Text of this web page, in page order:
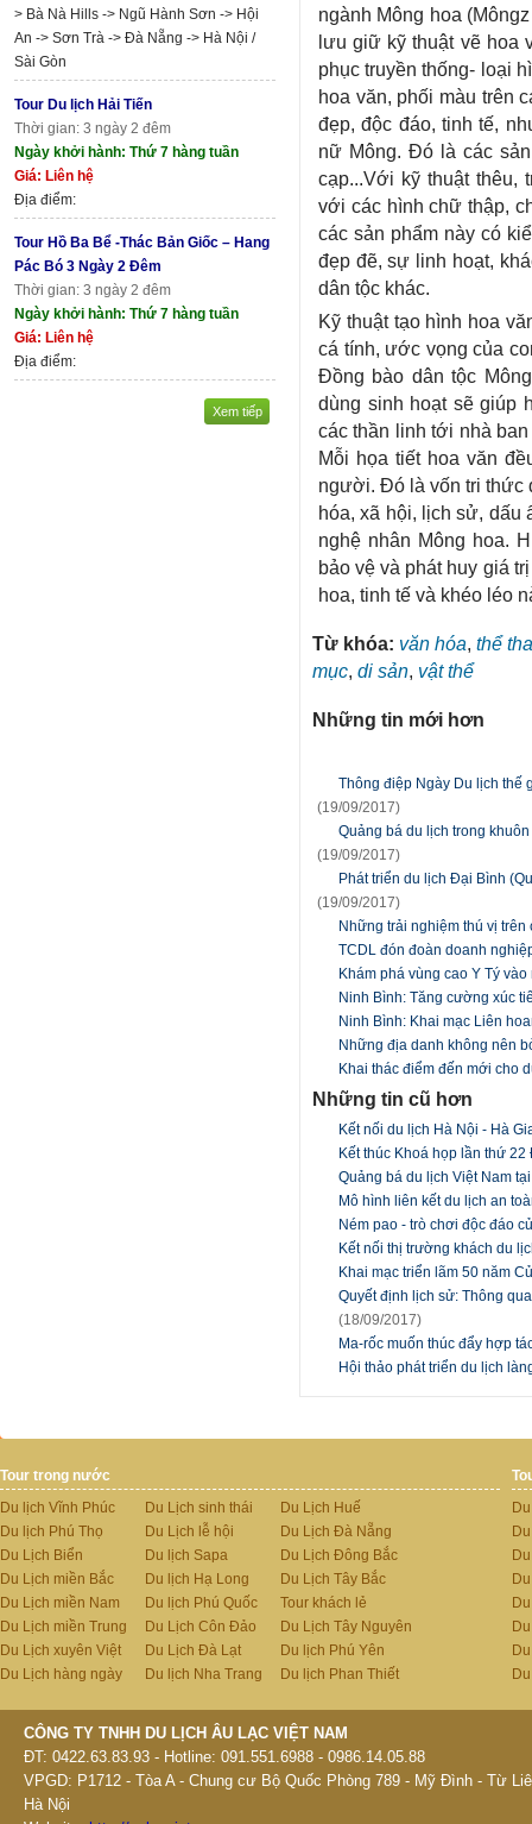
> Bà Nà Hills -> Ngũ Hành Sơn -> Hội
An -> Sơn Trà -> Đà Nẵng -> Hà Nội /
Sài Gòn
Tour Du lịch Hải Tiến
Thời gian: 3 ngày 2 đêm
Ngày khởi hành: Thứ 7 hàng tuần
Giá: Liên hệ
Địa điểm:
Tour Hồ Ba Bể -Thác Bản Giốc – Hang
Pác Bó 3 Ngày 2 Đêm
Thời gian: 3 ngày 2 đêm
Ngày khởi hành: Thứ 7 hàng tuần
Giá: Liên hệ
Địa điểm:
Xem tiếp
ngành Mông hoa
lưu giữ kỹ thuật vẽ hoa
phục truyền thống- loại
hoa văn, phối màu trên
đẹp, độc đáo, tinh tế,
nữ Mông. Đó là các
cạp...Với kỹ thuật thêu,
với các hình chữ thập,
các sản phẩm này có
đẹp đẽ, sự linh hoạt,
dân tộc khác.
Kỹ thuật tạo hình hoa
cá tính, ước vọng của
Đồng bào dân tộc
dùng sinh hoạt sẽ giúp
các thần linh tới nhà
Mỗi họa tiết hoa văn
người. Đó là vốn tri thức
hóa, xã hội, lịch sử, dấu
nghệ nhân Mông hoa.
bảo vệ và phát huy giá
hoa, tinh tế và khéo léo
Từ khóa: văn hóa, thể
mục, di sản, vật thể
Những tin mới hơn
Thông điệp Ngày Du lịch thế
(19/09/2017)
Quảng bá du lịch trong
(19/09/2017)
Phát triển du lịch Đại Bình
(19/09/2017)
Những trải nghiệm thú vị trên
TCDL đón đoàn doanh
Khám phá vùng cao Y Tý
Ninh Bình: Tăng cường xúc
Ninh Bình: Khai mạc Liên
Những địa danh không nên
Khai thác điểm đến mới cho
Những tin cũ hơn
Kết nối du lịch Hà Nội - Hà
Kết thúc Khoá họp lần thứ
Quảng bá du lịch Việt Nam
Mô hình liên kết du lịch an
Ném pao - trò chơi độc đáo
Kết nối thị trường khách du
Khai mạc triển lãm 50 năm
Quyết định lịch sử: Thông
(18/09/2017)
Ma-rốc muốn thúc đẩy hợp
Hội thảo phát triển du lịch
Tour trong nước
Du lịch Vĩnh Phúc
Du lịch Phú Thọ
Du Lịch Biển
Du Lịch miền Bắc
Du Lịch miền Nam
Du Lịch miền Trung
Du Lịch xuyên Việt
Du Lịch hàng ngày
Du Lịch sinh thái
Du Lịch lễ hội
Du lịch Sapa
Du lịch Hạ Long
Du lịch Phú Quốc
Du Lịch Côn Đảo
Du Lịch Đà Lạt
Du lịch Nha Trang
Du Lịch Huế
Du Lịch Đà Nẵng
Du Lịch Đông Bắc
Du Lịch Tây Bắc
Tour khách lẻ
Du Lịch Tây Nguyên
Du lịch Phú Yên
Du lịch Phan Thiết
CÔNG TY TNHH DU LỊCH ÂU LẠC VIỆT NAM
ĐT: 0422.63.83.93 - Hotline: 091.551.6988 - 0986.14.05.88
VPGD: P1712 - Tòa A - Chung cư Bộ Quốc Phòng 789 - Mỹ Đình - Từ
Hà Nội